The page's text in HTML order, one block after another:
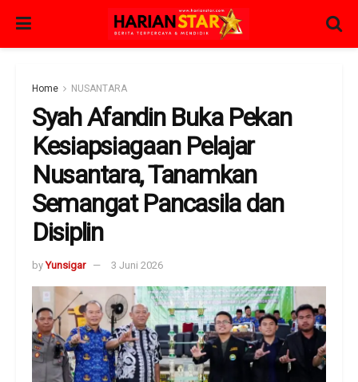
Home NUSANTARA
Syah Afandin Buka Pekan
Kesiapsiagaan Pelajar
Nusantara, Tanamkan
Semangat Pancasila dan
Disiplin
by Yunsigar 3 Juni 2026